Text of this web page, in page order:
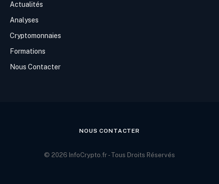
Actualités
Analyses
Cryptomonnaies
Formations
Nous Contacter
NOUS CONTACTER
© 2026 InfoCrypto.fr - Tous Droits Réservés